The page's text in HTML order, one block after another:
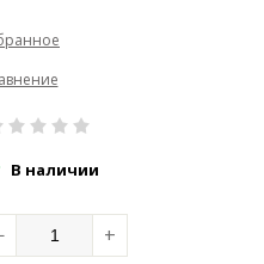
В наличии
+